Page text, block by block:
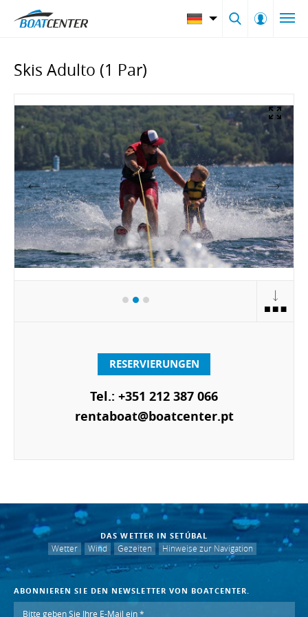
Skis Adulto (1 Par)
RESERVIERUNGEN
Tel.: +351 212 387 066
rentaboat@boatcenter.pt
DAS WETTER IN SETÚBAL
Wetter
Wind Gezeiten Hinweise zur Navigation
ABONNIEREN SIE DEN NEWSLETTER VON BOATCENTER.